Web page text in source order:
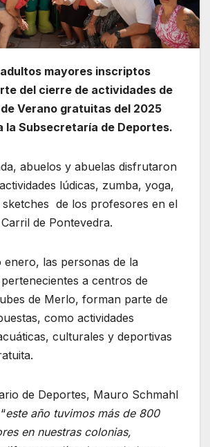
mayores inscriptos
del cierre de actividades de
Verano gratuitas del 2025
la Subsecretaría de Deportes.
abuelos y abuelas disfrutaron
lúdicas, zumba, yoga,
sketches de los profesores en el
de Pontevedra.
enero, las personas de la
a centros de
de Merlo, forman parte de
como actividades
culturales y deportivas
de Deportes, Mauro Schmahl
este año tuvimos más de 800
en nuestras colonias,